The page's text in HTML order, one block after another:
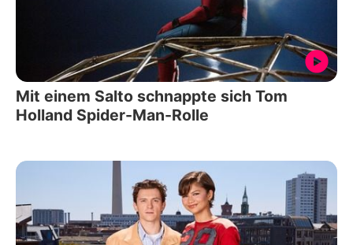
Mit einem Salto schnappte sich Tom
Holland Spider-Man-Rolle